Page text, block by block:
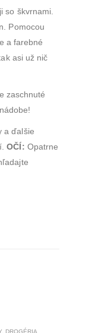
so škvrnami.
Pomocou
a farebné
asi už nič
zaschnuté
a ďalšie
OČÍ: Opatrne
, DROGÉRIA